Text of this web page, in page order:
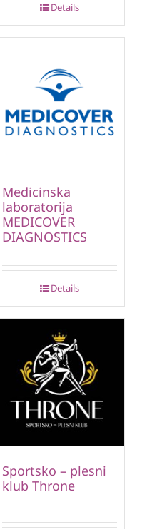
Details
Medicinska
laboratorija
MEDICOVER
DIAGNOSTICS
Details
Sportsko – plesni
klub Throne